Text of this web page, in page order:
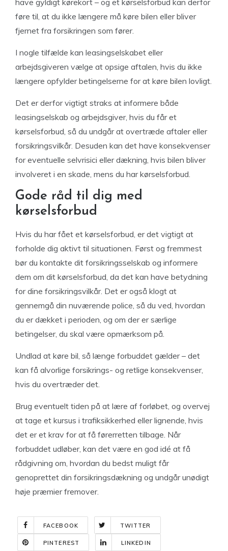
have gyldigt kørekort – og et kørselsforbud kan derfor
føre til, at du ikke længere må køre bilen eller bliver
fjernet fra forsikringen som fører.
I nogle tilfælde kan leasingselskabet eller
arbejdsgiveren vælge at opsige aftalen, hvis du ikke
længere opfylder betingelserne for at køre bilen lovligt.
Det er derfor vigtigt straks at informere både
leasingselskab og arbejdsgiver, hvis du får et
kørselsforbud, så du undgår at overtræde aftaler eller
forsikringsvilkår. Desuden kan det have konsekvenser
for eventuelle selvrisici eller dækning, hvis bilen bliver
involveret i en skade, mens du har kørselsforbud.
Gode råd til dig med
kørselsforbud
Hvis du har fået et kørselsforbud, er det vigtigt at
forholde dig aktivt til situationen. Først og fremmest
bør du kontakte dit forsikringsselskab og informere
dem om dit kørselsforbud, da det kan have betydning
for dine forsikringsvilkår. Det er også klogt at
gennemgå din nuværende police, så du ved, hvordan
du er dækket i perioden, og om der er særlige
betingelser, du skal være opmærksom på.
Undlad at køre bil, så længe forbuddet gælder – det
kan få alvorlige forsikrings- og retlige konsekvenser,
hvis du overtræder det.
Brug eventuelt tiden på at lære af forløbet, og overvej
at tage et kursus i trafiksikkerhed eller lignende, hvis
det er et krav for at få førerretten tilbage. Når
forbuddet udløber, kan det være en god idé at få
rådgivning om, hvordan du bedst muligt får
genoprettet din forsikringsdækning og undgår unødigt
høje præmier fremover.
FACEBOOK TWITTER
PINTEREST LINKEDIN